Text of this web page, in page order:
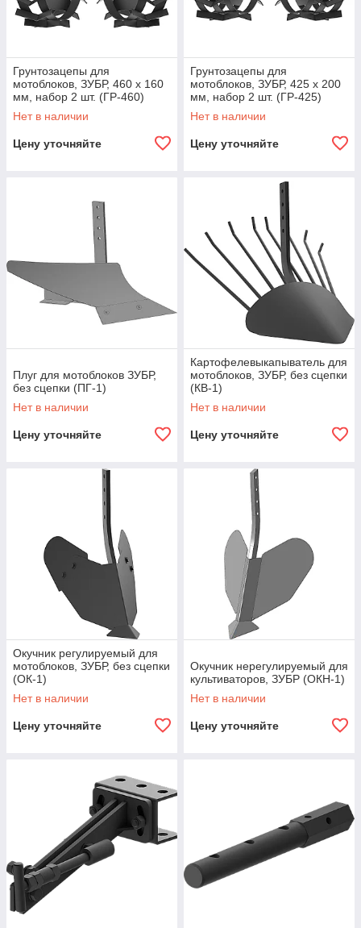
своего сельскохозяйственного труда. Закажите у нас
грунтозацепы, удлинители, универсальные сцепки и
преимущества качественной техники!
Грунтозацепы для
мотоблоков, ЗУБР, 460 х 160
мм, набор 2 шт. (ГР-460)
Нет в наличии
Цену уточняйте
Грунтозацепы для
мотоблоков, ЗУБР, 425 х 200
мм, набор 2 шт. (ГР-425)
Нет в наличии
Цену уточняйте
Плуг для мотоблоков ЗУБР,
без сцепки (ПГ-1)
Нет в наличии
Цену уточняйте
Картофелевыкапыватель для
мотоблоков, ЗУБР, без сцепки
(КВ-1)
Нет в наличии
Цену уточняйте
Окучник регулируемый для
мотоблоков, ЗУБР, без сцепки
(ОК-1)
Нет в наличии
Цену уточняйте
Окучник нерегулируемый для
культиваторов, ЗУБР (ОКН-1)
Нет в наличии
Цену уточняйте